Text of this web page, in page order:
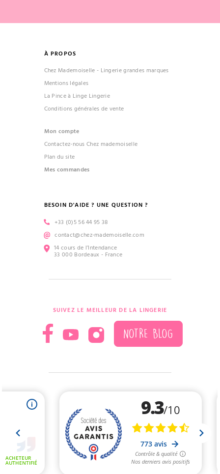
À PROPOS
Chez Mademoiselle - Lingerie grandes marques
Mentions légales
La Pince à Linge Lingerie
Conditions générales de vente
Mon compte
Contactez-nous Chez mademoiselle
Plan du site
Mes commandes
BESOIN D'AIDE ? UNE QUESTION ?
+33 (0)5 56 44 95 38
contact@chez-mademoiselle.com
14 cours de l’Intendance
33 000 Bordeaux - France
SUIVEZ LE MEILLEUR DE LA LINGERIE
NOTRE BLOG